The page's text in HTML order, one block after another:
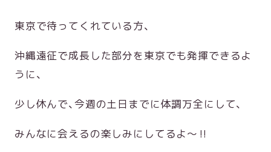
東京で待ってくれている方、
沖縄遠征で成長した部分を東京でも発揮できるよ
うに、
少し休んで、今週の土日までに体調万全にして、
みんなに会えるの楽しみにしてるよ〜‼️